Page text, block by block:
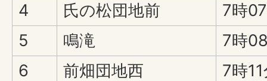
4
氏の松団地前
7時
5
鳴滝
7時
6
前畑団地西
7時